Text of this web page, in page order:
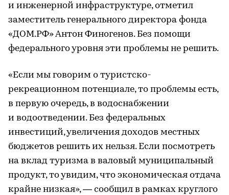
и инженерной инфраструктуре, отметил
заместитель генерального директора фонда
«ДОМ.РФ» Антон Финогенов. Без помощи
федерального уровня эти проблемы не решить.
«Если мы говорим о туристско-
рекреационном потенциале, то проблемы есть,
в первую очередь, в водоснабжении
и водоотведении. Без федеральных
инвестиций, увеличения доходов местных
бюджетов решить их нельзя. Если посмотреть
на вклад туризма в валовый муниципальный
продукт, то увидим, что экономическая отдача
крайне низкая», — сообщил в рамках круглого